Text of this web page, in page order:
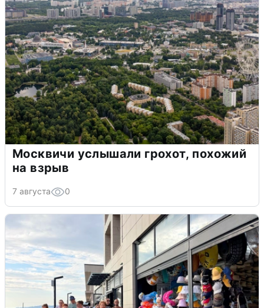
Москвичи услышали грохот, похожий
на взрыв
7 августа 0